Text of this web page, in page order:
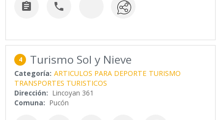
 
4 Turismo Sol y Nieve
Categoría: ARTICULOS PARA DEPORTE TURISMO
TRANSPORTES TURISTICOS
Dirección: Lincoyan 361
Comuna: Pucón